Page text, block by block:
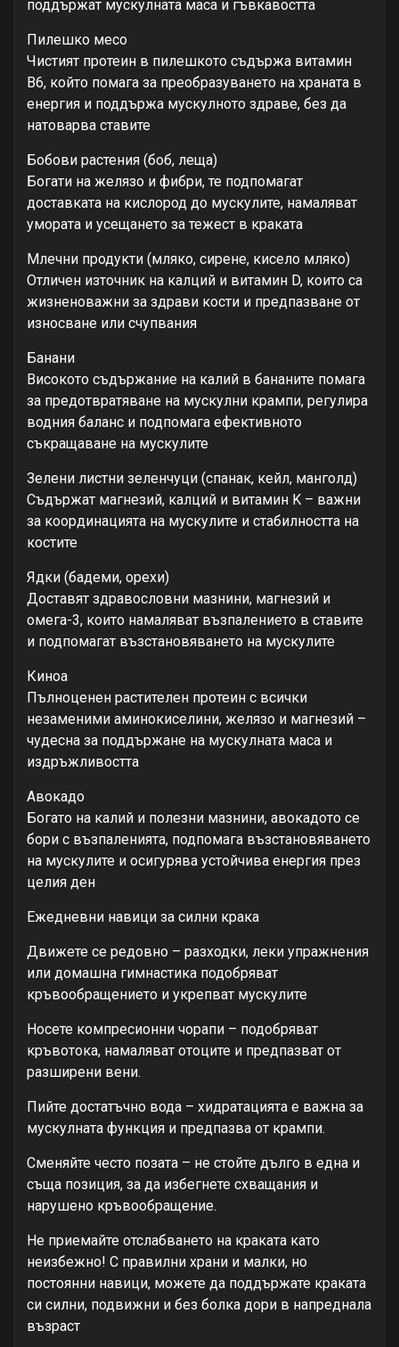
поддържат мускулната маса и гъвкавостта
Пилешко месо
Чистият протеин в пилешкото съдържа витамин
B6, който помага за преобразуването на храната в
енергия и поддържа мускулното здраве, без да
натоварва ставите
Бобови растения (боб, леща)
Богати на желязо и фибри, те подпомагат
доставката на кислород до мускулите, намаляват
умората и усещането за тежест в краката
Млечни продукти (мляко, сирене, кисело мляко)
Отличен източник на калций и витамин D, които са
жизненоважни за здрави кости и предпазване от
износване или счупвания
Банани
Високото съдържание на калий в бананите помага
за предотвратяване на мускулни крампи, регулира
водния баланс и подпомага ефективното
съкращаване на мускулите
Зелени листни зеленчуци (спанак, кейл, манголд)
Съдържат магнезий, калций и витамин K – важни
за координацията на мускулите и стабилността на
костите
Ядки (бадеми, орехи)
Доставят здравословни мазнини, магнезий и
омега-3, които намаляват възпалението в ставите
и подпомагат възстановяването на мускулите
Киноа
Пълноценен растителен протеин с всички
незаменими аминокиселини, желязо и магнезий –
чудесна за поддържане на мускулната маса и
издръжливостта
Авокадо
Богато на калий и полезни мазнини, авокадото се
бори с възпаленията, подпомага възстановяването
на мускулите и осигурява устойчива енергия през
целия ден
Ежедневни навици за силни крака
Движете се редовно – разходки, леки упражнения
или домашна гимнастика подобряват
кръвообращението и укрепват мускулите
Носете компресионни чорапи – подобряват
кръвотока, намаляват отоците и предпазват от
разширени вени.
Пийте достатъчно вода – хидратацията е важна за
мускулната функция и предпазва от крампи.
Сменяйте често позата – не стойте дълго в една и
съща позиция, за да избегнете схващания и
нарушено кръвообращение.
Не приемайте отслабването на краката като
неизбежно! С правилни храни и малки, но
постоянни навици, можете да поддържате краката
си силни, подвижни и без болка дори в напреднала
възраст